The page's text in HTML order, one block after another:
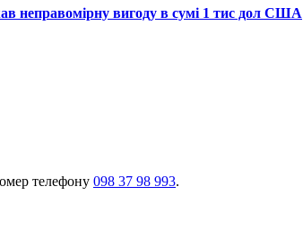
неправомірну вигоду в сумі 1 тис дол США
телефону 098 37 98 993.